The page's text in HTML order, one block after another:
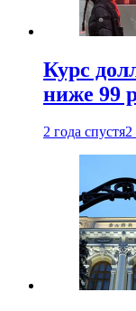
Курс
ниже 99
2 года спустя2